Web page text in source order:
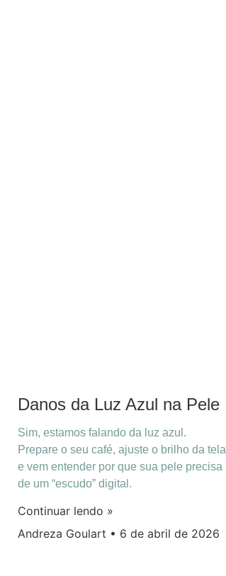
Danos da Luz Azul na Pele
Sim, estamos falando da luz azul.
Prepare o seu café, ajuste o brilho da tela
e vem entender por que sua pele precisa
de um “escudo” digital.
Continuar lendo »
Andreza Goulart
6 de abril de 2026